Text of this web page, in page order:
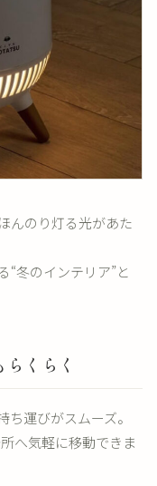
んのり灯る光があた
“冬のインテリア”と
くらく
運びがスムーズ。
へ気軽に移動できま